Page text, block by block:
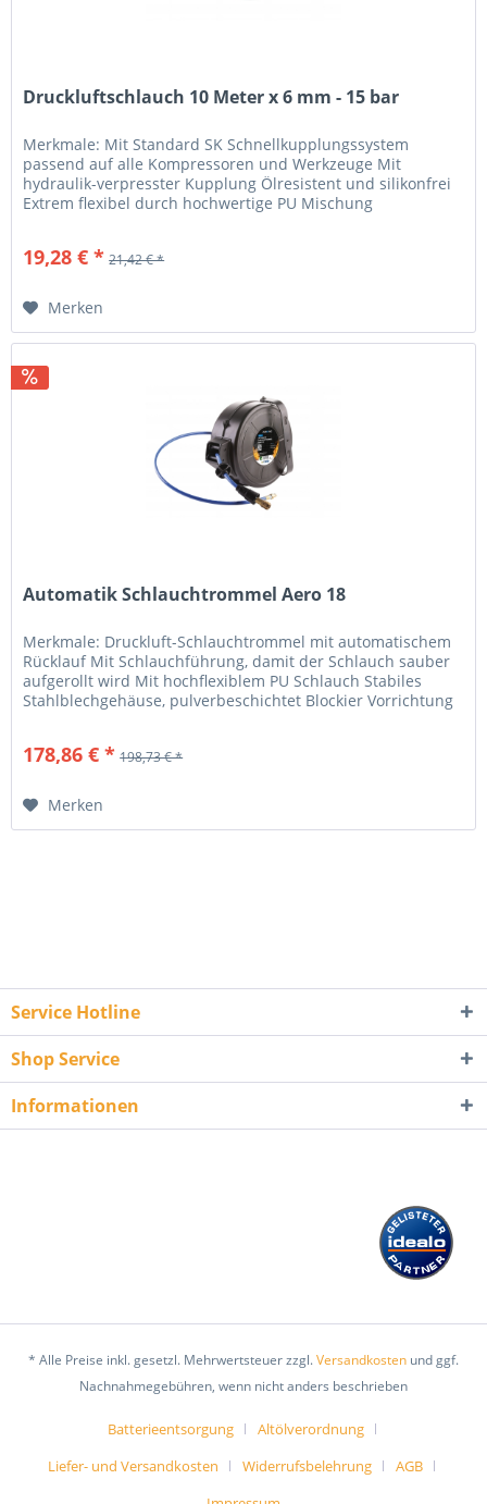
Druckluftschlauch 10 Meter x 6 mm - 15 bar
Merkmale: Mit Standard SK Schnellkupplungssystem
passend auf alle Kompressoren und Werkzeuge Mit
hydraulik-verpresster Kupplung Ölresistent und silikonfrei
Extrem flexibel durch hochwertige PU Mischung
19,28 € * 21,42 € *
Merken
Automatik Schlauchtrommel Aero 18
Merkmale: Druckluft-Schlauchtrommel mit automatischem
Rücklauf Mit Schlauchführung, damit der Schlauch sauber
aufgerollt wird Mit hochflexiblem PU Schlauch Stabiles
Stahlblechgehäuse, pulverbeschichtet Blockier Vorrichtung
178,86 € * 198,73 € *
Merken
Service Hotline
Shop Service
Informationen
* Alle Preise inkl. gesetzl. Mehrwertsteuer zzgl.Versandkosten und ggf.
Nachnahmegebühren, wenn nicht anders beschrieben
Batterieentsorgung
Altölverordnung
Liefer- und Versandkosten
Widerrufsbelehrung
AGB